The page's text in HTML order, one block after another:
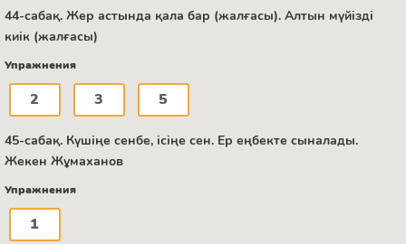
44-сабақ. Жер астында қала бар (жалғасы). Алтын мүйізді
киік (жалғасы)
Упражнения
2 3 5
45-сабақ. Күшіңе сенбе, ісіңе сен. Ер еңбекте сыналады.
Жекен Жұмаханов
Упражнения
1